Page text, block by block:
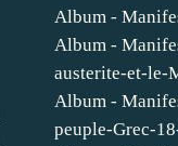
Album -
Album -
austerite-et-le-
Album -
peuple-Grec-